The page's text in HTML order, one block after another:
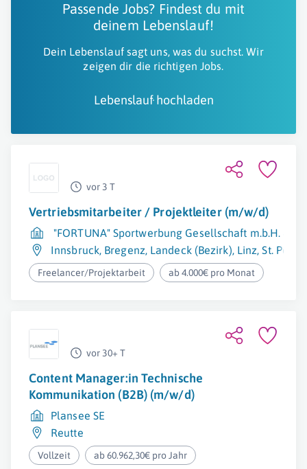
Passende Jobs? Findest du mit
deinem Lebenslauf!
Dein Lebenslauf sagt uns, was du suchst. Wir
zeigen dir die richtigen Jobs.
Lebenslauf hochladen
vor 3 T
Vertriebsmitarbeiter / Projektleiter (m/w/d)
"FORTUNA" Sportwerbung Gesellschaft m.b.H. & Co
Innsbruck, Bregenz, Landeck (Bezirk), Linz,St.
Freelancer/Projektarbeit ab 4.000€ pro Monat
vor 30+ T
Content Manager:in Technische
Kommunikation (B2B) (m/w/d)
Plansee SE
Reutte
Vollzeit ab 60.962,30€ pro Jahr